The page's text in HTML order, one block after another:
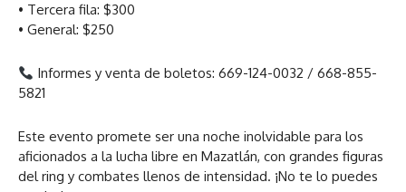
• Tercera fila: $300
• General: $250
Informes y venta de boletos: 669-124-0032 / 668-855-
5821
Este evento promete ser una noche inolvidable para los
aficionados a la lucha libre en Mazatlán, con grandes figuras
del ring y combates llenos de intensidad. ¡No te lo puedes